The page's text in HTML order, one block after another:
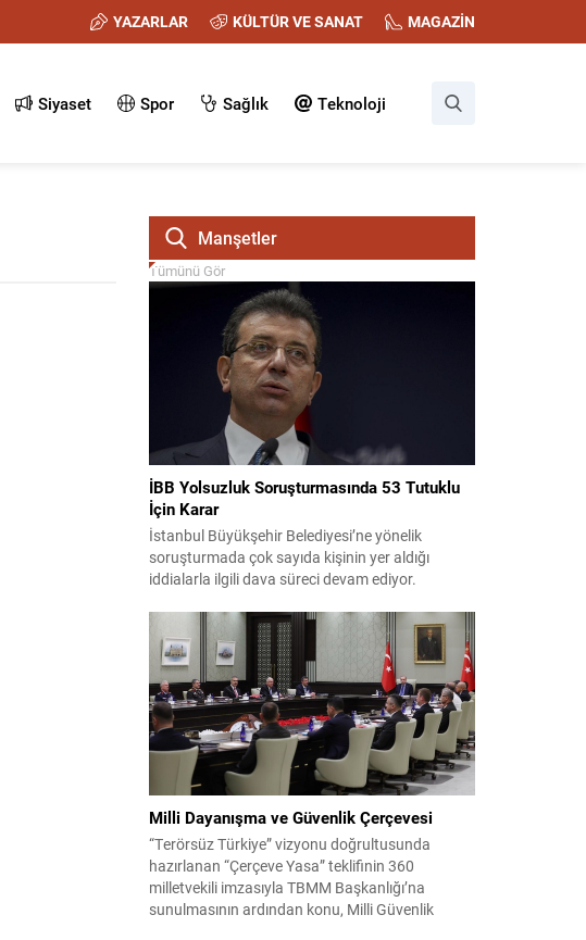
YAZARLAR KÜLTÜR VE SANAT MAGAZİN
Siyaset Spor Sağlık Teknoloji
Manşetler
Tümünü Gör
İBB Yolsuzluk Soruşturmasında 53 Tutuklu
İçin Karar
İstanbul Büyükşehir Belediyesi’ne yönelik
soruşturmada çok sayıda kişinin yer aldığı
iddialarla ilgili dava süreci devam ediyor.
sanıkların tutukluluk hallerini ayrı ayrı
değerlendirdi. İnceleme sonucunda, aralarında
Ekrem İmamoğlu’nun da bulunduğu 53 tutuklu
hakkında tutukluluk hallerinin sürdürülmesine
karar verildi. İddialar ve değerlendirilen talepler
Soruşturma kapsamında sanıklara yöneltilen...
Milli Dayanışma ve Güvenlik Çerçevesi
“Terörsüz Türkiye” vizyonu doğrultusunda
hazırlanan “Çerçeve Yasa” teklifinin 360
milletvekili imzasıyla TBMM Başkanlığı’na
sunulmasının ardından konu, Milli Güvenlik